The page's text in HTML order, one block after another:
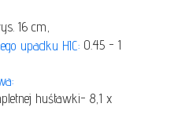
16 cm,
upadku HIC: 0.45 - 1
huśtawki- 8,1 x